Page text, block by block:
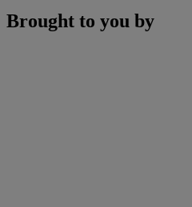
Brought to you by